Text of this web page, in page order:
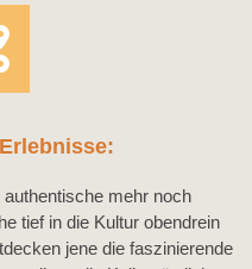
mehr noch
tief in die Kultur obendrein
jene die faszinierende